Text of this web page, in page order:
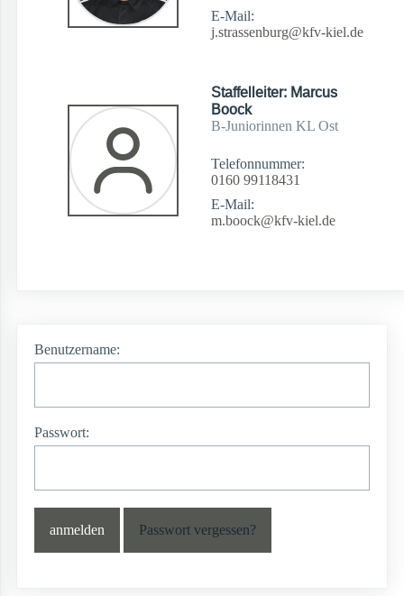
E-Mail:
j.strassenburg@kfv-kiel.de
Staffelleiter: Marcus
Boock
B-Juniorinnen KL Ost
Telefonnummer:
0160 99118431
E-Mail:
m.boock@kfv-kiel.de
Benutzername:
Passwort:
Passwort vergessen?